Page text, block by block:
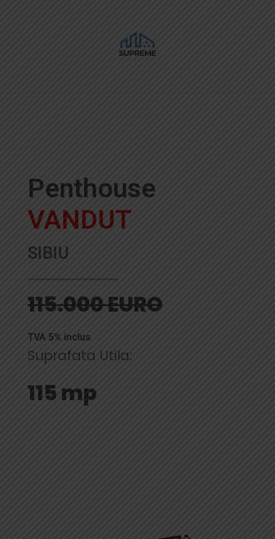
Penthouse
VANDUT
SIBIU
115.000 EURO
TVA 5% inclus
Suprafata Utila:
115 mp